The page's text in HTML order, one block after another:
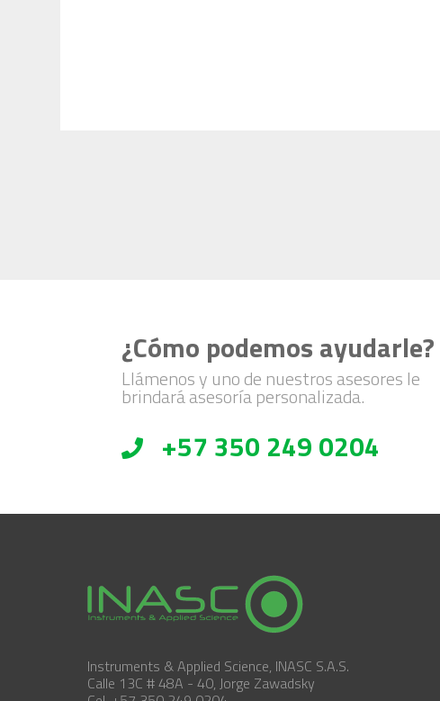
¿Cómo podemos ayudarle?
Llámenos y uno de nuestros asesores le
brindará asesoría personalizada.
+57 350 249 0204
Instruments & Applied Science, INASC S.A.S.
Calle 13C # 48A - 40, Jorge Zawadsky